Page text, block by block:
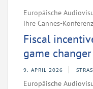
Europäische
ihre Cannes-
Fiscal
game
9. APRIL 2026
Europäische